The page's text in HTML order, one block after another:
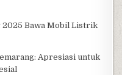
2025 Bawa Mobil Listrik
Apresiasi untuk